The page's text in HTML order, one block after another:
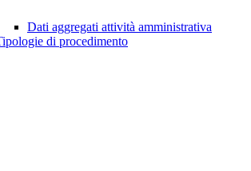
Dati aggregati attività amministrativa
di procedimento